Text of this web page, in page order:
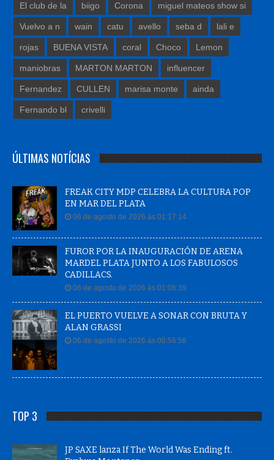
El club de la biigo Corona miguel mateos show si
Vuelvo a n wain catu avello seba d lali e
rojas BUENA VISTA coral Choco Lemon
maniobras MARTON MARTON influencer
Fernandez CULLEN marisa monte ainda
Fernando bl crivelli
ÚLTIMAS NOTÍCIAS
FREAK CITY MDP CELEBRA LA CULTURA POP
EN MAR DEL PLATA
06 de agosto de 2026 às 01:17:14
FUROR POR LA INAUGURACIÓN DE ARENA
MARDEL PLATA JUNTO A LOS FABULOSOS
CADILLACS.
06 de agosto de 2026 às 01:08:39
EL PUERTO VUELVE A SONAR CON BRUTA Y
ALAN GRASSI
06 de agosto de 2026 às 00:56:58
TOP 3
JP SAXE lanza If The World Was Ending ft.